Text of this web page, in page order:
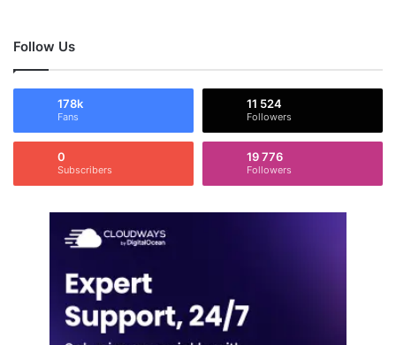
Follow Us
178k
Fans
11 524
Followers
0
Subscribers
19 776
Followers